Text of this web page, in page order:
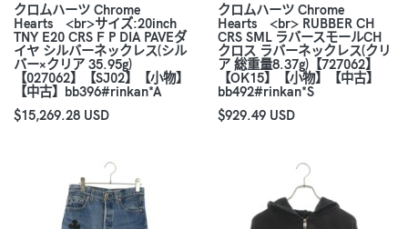
クロムハーツ Chrome
Hearts <br>サイズ:20inch
TNY E20 CRS F P DIA PAVEダ
イヤ シルバーネックレス(シル
バー×クリア 35.95g)
【027062】【SJ02】【小物】
【中古】bb396#rinkan*A
$15,269.28 USD
クロムハーツ Chrome
Hearts <br> RUBBER CH
CRS SML ラバースモールCH
クロス ラバーネックレス(クリ
ア 総重量8.37g)【727062】
【OK15】【小物】【中古】
bb492#rinkan*S
$929.49 USD